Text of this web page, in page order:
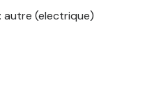
autre (electrique)